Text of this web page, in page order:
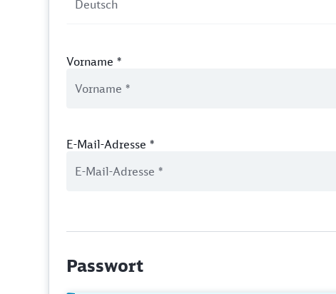
Vorname *
E-Mail-Adresse *
Passwort